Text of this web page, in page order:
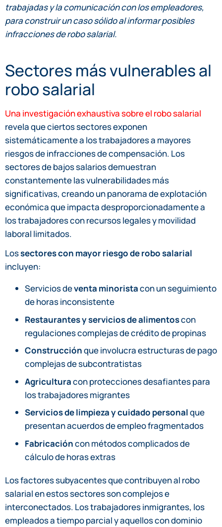
trabajadas y la comunicación con los empleadores,
para construir un caso sólido al informar posibles
infracciones de robo salarial.
Sectores más vulnerables al
robo salarial
Una investigación exhaustiva sobre el robo salarial
revela que ciertos sectores exponen
sistemáticamente a los trabajadores a mayores
riesgos de infracciones de compensación. Los
sectores de bajos salarios demuestran
constantemente las vulnerabilidades más
significativas, creando un panorama de explotación
económica que impacta desproporcionadamente a
los trabajadores con recursos legales y movilidad
laboral limitados.
Lossectores con mayor riesgo de robo salarial
incluyen:
Servicios deventa minoristacon un seguimiento
de horas inconsistente
Restaurantes y servicios de alimentoscon
regulaciones complejas de crédito de propinas
Construcciónque involucra estructuras de pago
complejas de subcontratistas
Agriculturacon protecciones desafiantes para
los trabajadores migrantes
Servicios de limpieza y cuidado personalque
presentan acuerdos de empleo fragmentados
Fabricacióncon métodos complicados de
cálculo de horas extras
Los factores subyacentes que contribuyen al robo
salarial en estos sectores son complejos e
interconectados. Los trabajadores inmigrantes, los
empleados a tiempo parcial y aquellos con dominio